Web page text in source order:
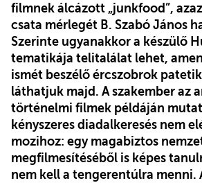
filmnek álcázott „junkfood”,
csata mérlegét B. Szabó János
Szerinte ugyanakkor a készülő
tematikája telitalálat lehet,
ismét beszélő ércszobrok
láthatjuk majd. A szakember az
történelmi filmek példáján
kényszeres diadalkeresés nem
mozihoz: egy magabiztos
megfilmesítéséből is képes
nem kell a tengerentúlra menni.